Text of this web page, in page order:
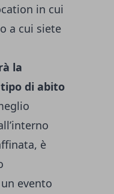
in cui
a cui siete
la
di abito
è
evento